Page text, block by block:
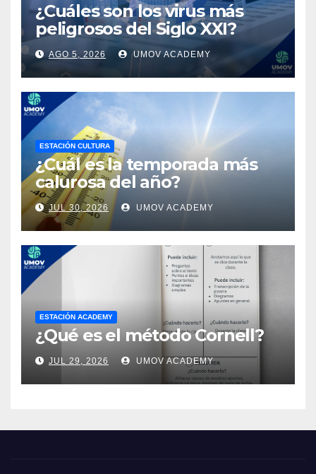
¿Cuáles son los virus más
peligrosos del Siglo XXI?
AGO 5, 2026 UMOV ACADEMY
ESTACIÓN CULTURA
¿Cuál es la temporada más
calurosa del año?
JUL 30, 2026 UMOV ACADEMY
ESTACIÓN ACADEMY
¿Qué es el método Cornell?
JUL 29, 2026 UMOV ACADEMY